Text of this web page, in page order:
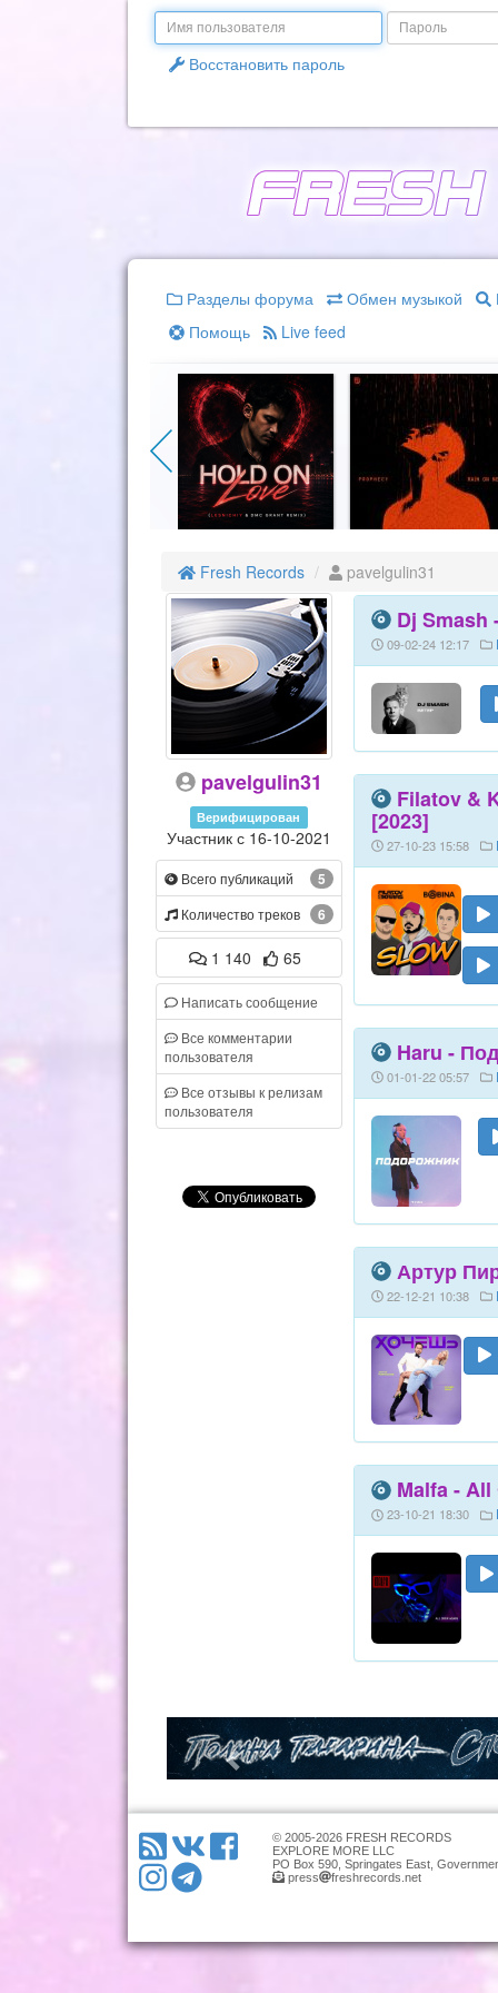
Email
Пароль
Восстановить пароль
Разделы форума Обмен музыкой
Помощь
Live feed
Fresh Records pavelgulin31
pavelgulin31
Верифицирован
Участник с 16-10-2021
5
Всего публикаций
6
Количество треков
1 140 65
Написать сообщение
Все комментарии
пользователя
Все отзывы к релизам
пользователя
Dj Smash
09-02-24 12:17
Filatov &
[2023]
27-10-23 15:58
Haru -
01-01-22 05:57
Артур
22-12-21 10:38
Malfa -
23-10-21 18:30
© 2005-2026 FRESH RECORDS
EXPLORE MORE LLC
PO Box 590, Springates East,
press
freshrecords.net